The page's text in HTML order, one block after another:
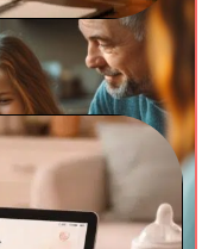
idées pour inspirer